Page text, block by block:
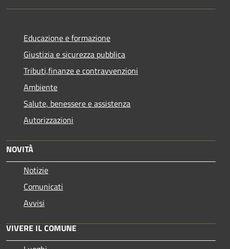
Educazione e formazione
Giustizia e sicurezza pubblica
Tributi,finanze e contravvenzioni
Ambiente
Salute, benessere e assistenza
Autorizzazioni
NOVITÀ
Notizie
Comunicati
Avvisi
VIVERE IL COMUNE